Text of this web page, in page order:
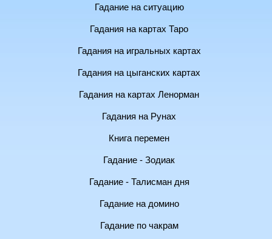
Гадание на ситуацию
Гадания на картах Таро
Гадания на игральных картах
Гадания на цыганских картах
Гадания на картах Ленорман
Гадания на Рунах
Книга перемен
Гадание - Зодиак
Гадание - Талисман дня
Гадание на домино
Гадание по чакрам